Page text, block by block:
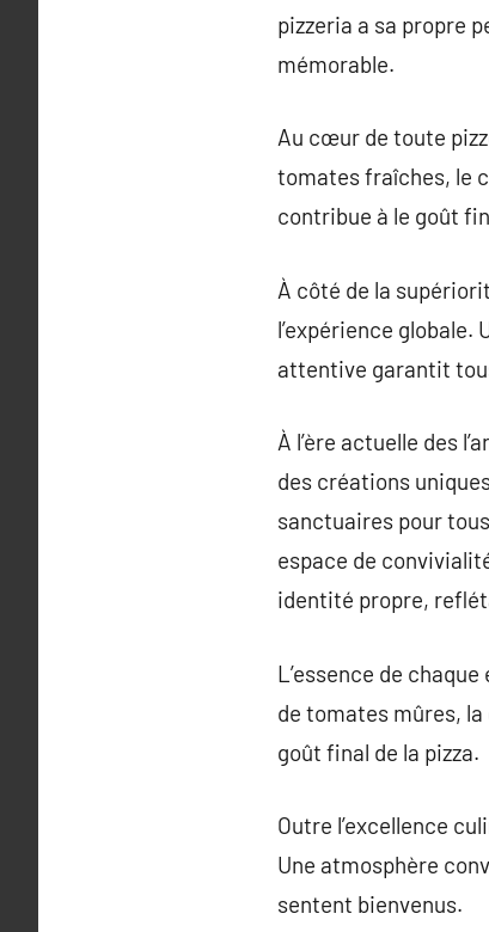
pizzeria a sa propre
mémorable.
Au cœur de toute
tomates fraîches, le
contribue à le goût
À côté de la
l’expérience
attentive garantit
À l’ère actuelle des
des créations
sanctuaires pour
espace de
identité propre,
L’essence de
de tomates mûres,
goût final de la pizza.
Outre l’excellence
Une atmosphère
sentent bienvenus.